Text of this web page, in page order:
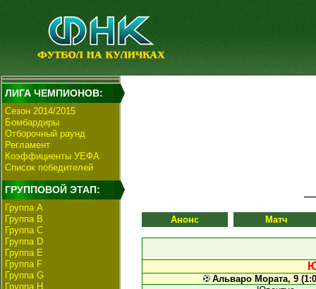
ЛИГА ЧЕМПИОНОВ:
Сезон 2014/2015
Бомбардиры
Отборочный раунд
Регламент
Коэффициенты УЕФА
Список победителей
ГРУППОВОЙ ЭТАП:
Группа А
Группа В
Группа C
Группа D
Группа E
Группа F
Группа G
Группа H
Анонс Матч
Альваро Мората, 9